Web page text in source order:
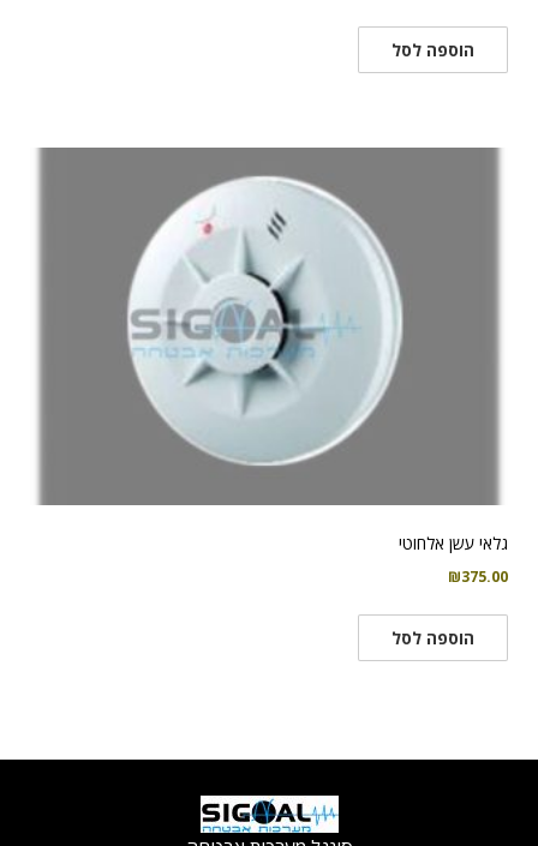
הוספה לסל
גלאי עשן אלחוטי
₪375.00
הוספה לסל